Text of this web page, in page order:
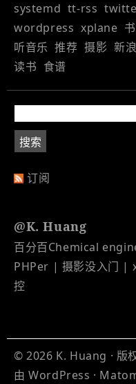
systemd tt-rss
wordpress xplane
听音乐 推荐 摄影 新
读书 食谱
订阅
@K. Huang
百分百Chemical
PHPer | 摄影没入门 |
控
© 2026 K. Huang · 版
由WordPress ·